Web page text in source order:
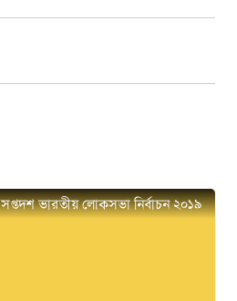
সপ্তদশ ভারতীয় লোকসভা নির্বাচন ২০১৯